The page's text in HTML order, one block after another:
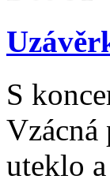
S
Vzácná
uteklo